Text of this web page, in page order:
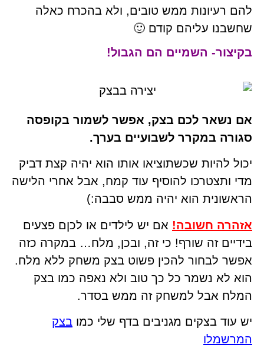
להם רעיונות ממש טובים, ולא בהכרח כאלה
שחשבנו עליהם קודם 🙂
בקיצור- השמיים הם הגבול!
אם נשאר לכם בצק, אפשר לשמור בקופסה
סגורה במקרר לשבועיים בערך.
יכול להיות שכשתוציאו אותו הוא יהיה קצת דביק
מדי ותצטרכו להוסיף עוד קמח, אבל אחרי הלישה
הראשונית הוא יהיה ממש סבבה:)
אזהרה חשובה! אם יש לילדים או לכןם פצעים
בידיים זה שורף! כי זה, ובכן, מלח… במקרה כזה
אפשר לבחור להכין פשוט בצק משחק ללא מלח.
הוא לא נשמר כל כך טוב ולא נאפה כמו בצק
המלח אבל למשחק זה ממש בסדר.
יש עוד בצקים מגניבים בדף שלי כמו בצק
המרשמלו